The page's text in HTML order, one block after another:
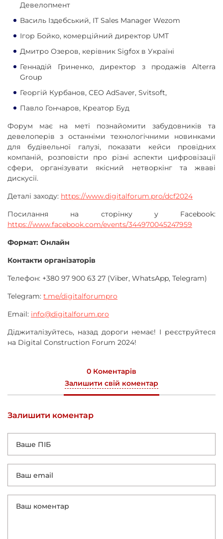
Девелопмент
Василь Іздебський, IT Sales Manager Wezom
Ігор Бойко, комерційний директор UMT
Дмитро Озеров, керівник Sigfox в Україні
Геннадій Гриненко, директор з продажів Alterra
Group
Георгій Курбанов, CEO AdSaver, Svitsoft,
Павло Гончаров, Креатор Буд
Форум має на меті познайомити забудовників та
девелоперів з останніми технологічними новинками
для будівельної галузі, показати кейси провідних
компаній, розповісти про різні аспекти цифровізації
сфери, організувати якісний нетворкінг та жваві
дискусії.
Деталі заходу: https://www.digitalforum.pro/dcf2024
Посилання на сторінку у Facebook:
https://www.facebook.com/events/344970045247959
Формат: Онлайн
Контакти організаторів
Телефон: +380 97 900 63 27 (Viber, WhatsApp, Telegram)
Telegram: t.me/digitalforumpro
Email: info@digitalforum.pro
Діджиталізуйтесь, назад дороги немає! І реєструйтеся
на Digital Construction Forum 2024!
0 Коментарів
Залишити свій коментар
Залишити коментар